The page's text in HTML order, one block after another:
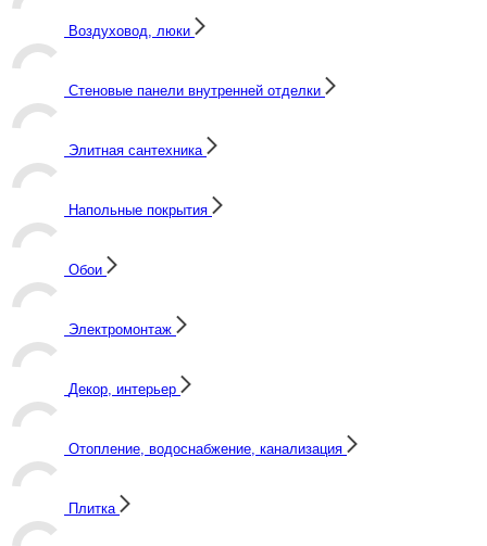
Воздуховод, люки
Стеновые панели внутренней отделки
Элитная сантехника
Напольные покрытия
Обои
Электромонтаж
Декор, интерьер
Отопление, водоснабжение, канализация
Плитка